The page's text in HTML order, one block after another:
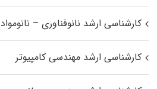
کارشناسی ارشد نانوفناوری – نانومواد
کارشناسی ارشد مهندسی کامپیوتر